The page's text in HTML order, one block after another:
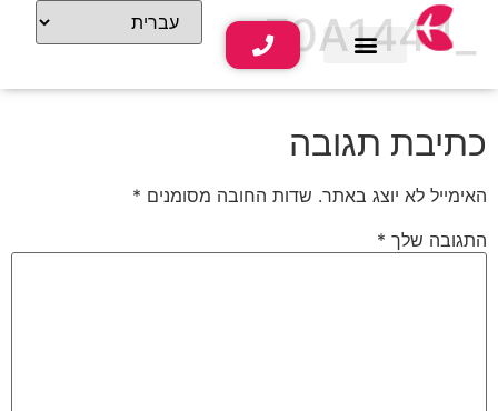
כתיבת תגובה
האימייל לא יוצג באתר. שדות החובה מסומנים *
התגובה שלך *